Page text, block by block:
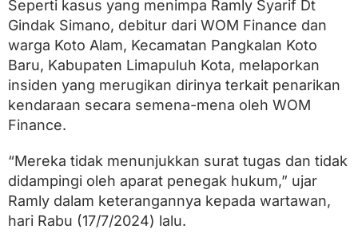
Seperti kasus yang menimpa Ramly Syarif Dt
Gindak Simano, debitur dari WOM Finance dan
warga Koto Alam, Kecamatan Pangkalan Koto
Baru, Kabupaten Limapuluh Kota, melaporkan
insiden yang merugikan dirinya terkait penarikan
kendaraan secara semena-mena oleh WOM
Finance.
“Mereka tidak menunjukkan surat tugas dan tidak
didampingi oleh aparat penegak hukum,” ujar
Ramly dalam keterangannya kepada wartawan,
hari Rabu (17/7/2024) lalu.